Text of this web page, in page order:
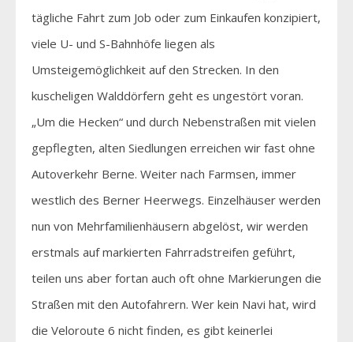
tägliche Fahrt zum Job oder zum Einkaufen konzipiert,
viele U- und S-Bahnhöfe liegen als
Umsteigemöglichkeit auf den Strecken. In den
kuscheligen Walddörfern geht es ungestört voran.
„Um die Hecken“ und durch Nebenstraßen mit vielen
gepflegten, alten Siedlungen erreichen wir fast ohne
Autoverkehr Berne. Weiter nach Farmsen, immer
westlich des Berner Heerwegs. Einzelhäuser werden
nun von Mehrfamilienhäusern abgelöst, wir werden
erstmals auf markierten Fahrradstreifen geführt,
teilen uns aber fortan auch oft ohne Markierungen die
Straßen mit den Autofahrern. Wer kein Navi hat, wird
die Veloroute 6 nicht finden, es gibt keinerlei